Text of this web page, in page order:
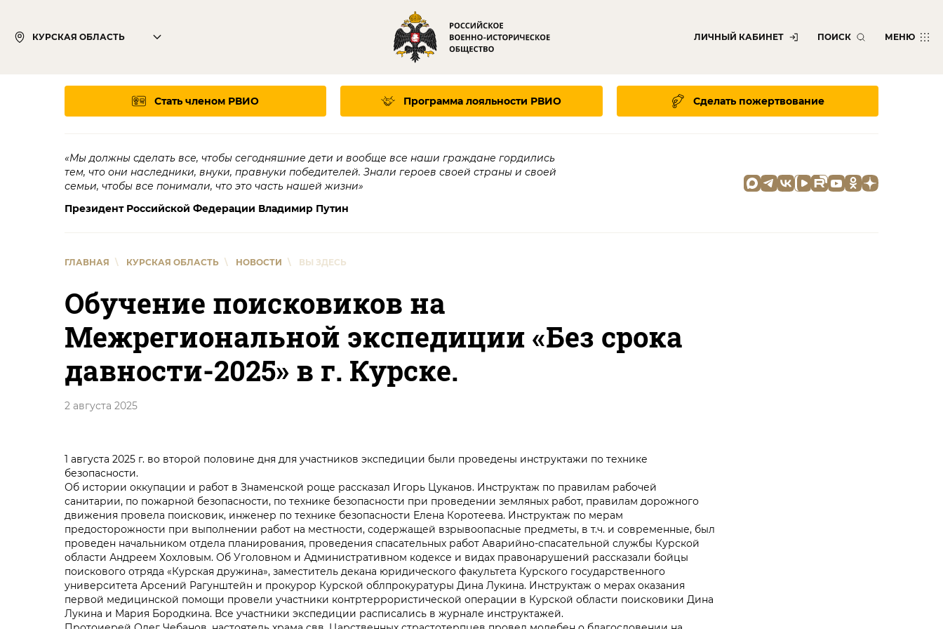
КУРСКАЯ ОБЛАСТЬ ЛИЧНЫЙ КАБИНЕТ ПОИСК МЕНЮ
Стать членом РВИО Программа лояльности РВИО Сделать пожертвование
«Мы должны сделать все, чтобы сегодняшние дети и вообще все наши граждане гордились
тем, что они наследники, внуки, правнуки победителей. Знали героев своей страны и своей
семьи, чтобы все понимали, что это часть нашей жизни»
Президент Российской Федерации Владимир Путин
ГЛАВНАЯ \ КУРСКАЯ ОБЛАСТЬ \ НОВОСТИ \ ВЫ ЗДЕСЬ
Обучение поисковиков на
Межрегиональной экспедиции «Без срока
давности-2025» в г. Курске.
2 августа 2025
1 августа 2025 г. во второй половине дня для участников экспедиции были проведены инструктажи по технике
безопасности.
Об истории оккупации и работ в Знаменской роще рассказал Игорь Цуканов. Инструктаж по правилам рабочей
санитарии, по пожарной безопасности, по технике безопасности при проведении земляных работ, правилам дорожного
движения провела поисковик, инженер по технике безопасности Елена Коротеева. Инструктаж по мерам
предосторожности при выполнении работ на местности, содержащей взрывоопасные предметы, в т.ч. и современные, был
проведен начальником отдела планирования, проведения спасательных работ Аварийно-спасательной службы Курской
области Андреем Хохловым. Об Уголовном и Административном кодексе и видах правонарушений рассказали бойцы
поискового отряда «Курская дружина», заместитель декана юридического факультета Курского государственного
университета Арсений Рагунштейн и прокурор Курской облпрокуратуры Дина Лукина. Инструктаж о мерах оказания
первой медицинской помощи провели участники контртеррористической операции в Курской области поисковики Дина
Лукина и Мария Бородкина. Все участники экспедиции расписались в журнале инструктажей.